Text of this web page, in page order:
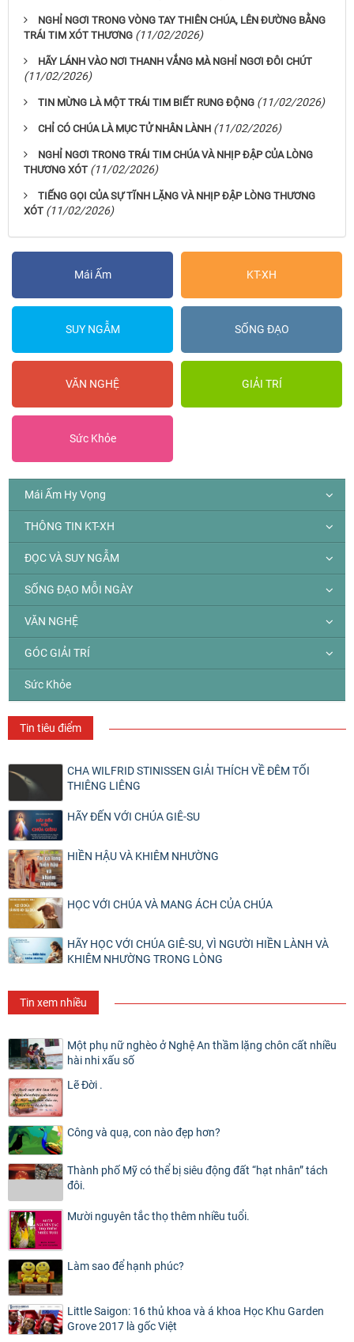
NGHỈ NGƠI TRONG VÒNG TAY THIÊN CHÚA, LÊN ĐƯỜNG BẰNG
TRÁI TIM XÓT THƯƠNG (11/02/2026)
HÃY LÁNH VÀO NƠI THANH VẮNG MÀ NGHỈ NGƠI ĐÔI CHÚT
(11/02/2026)
TIN MỪNG LÀ MỘT TRÁI TIM BIẾT RUNG ĐỘNG (11/02/2026)
CHỈ CÓ CHÚA LÀ MỤC TỬ NHÂN LÀNH (11/02/2026)
NGHỈ NGƠI TRONG TRÁI TIM CHÚA VÀ NHỊP ĐẬP CỦA LÒNG
THƯƠNG XÓT (11/02/2026)
TIẾNG GỌI CỦA SỰ TĨNH LẶNG VÀ NHỊP ĐẬP LÒNG THƯƠNG
XÓT (11/02/2026)
Mái Ấm KT-XH
SUY NGẪM SỐNG ĐẠO
VĂN NGHỆ GIẢI TRÍ
Sức Khỏe
Mái Ấm Hy Vọng
THÔNG TIN KT-XH
ĐỌC VÀ SUY NGẪM
SỐNG ĐẠO MỖI NGÀY
VĂN NGHỆ
GÓC GIẢI TRÍ
Sức Khỏe
Tin tiêu điểm
CHA WILFRID STINISSEN GIẢI THÍCH VỀ ĐÊM TỐI
THIÊNG LIÊNG
HÃY ĐẾN VỚI CHÚA GIÊ-SU
HIỀN HẬU VÀ KHIÊM NHƯỜNG
HỌC VỚI CHÚA VÀ MANG ÁCH CỦA CHÚA
HÃY HỌC VỚI CHÚA GIÊ-SU, VÌ NGƯỜI HIỀN LÀNH VÀ
KHIÊM NHƯỜNG TRONG LÒNG
Tin xem nhiều
Một phụ nữ nghèo ở Nghệ An thầm lặng chôn cất nhiều
hài nhi xấu số
Lẽ Đời .
Công và quạ, con nào đẹp hơn?
Thành phố Mỹ có thể bị siêu động đất “hạt nhân” tách
đôi.
Mười nguyên tắc thọ thêm nhiều tuổi.
Làm sao để hạnh phúc?
Little Saigon: 16 thủ khoa và á khoa Học Khu Garden
Grove 2017 là gốc Việt